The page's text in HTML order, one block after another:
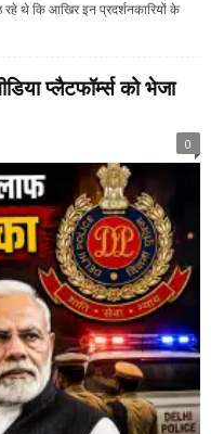
रहे थे कि आखिर इन प्रदर्शनकारियों के
प्लैटफॉर्म्स को भेजा
0